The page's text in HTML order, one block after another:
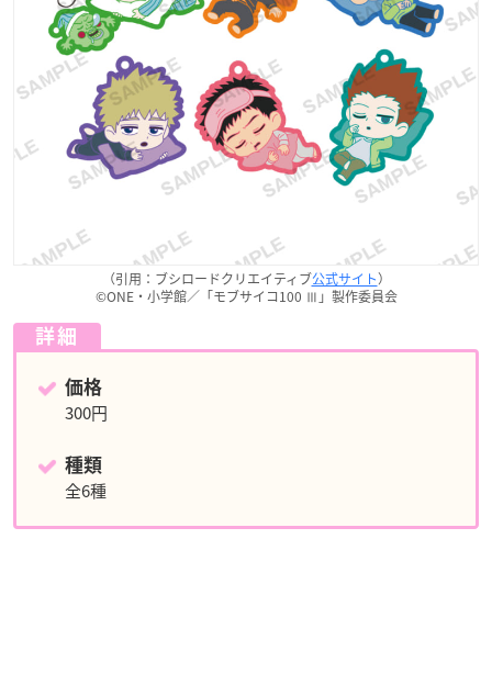
（引用：ブシロードクリエイティブ公式サイト）
©ONE・小学館／「モブサイコ100 Ⅲ」製作委員会
詳細
価格
300円
種類
全6種